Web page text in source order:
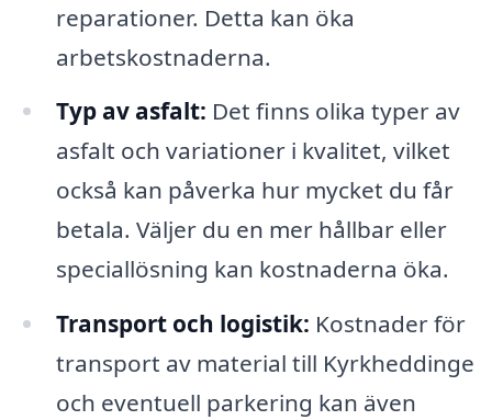
reparationer. Detta kan öka
arbetskostnaderna.
Typ av asfalt: Det finns olika typer av
asfalt och variationer i kvalitet, vilket
också kan påverka hur mycket du får
betala. Väljer du en mer hållbar eller
speciallösning kan kostnaderna öka.
Transport och logistik: Kostnader för
transport av material till Kyrkheddinge
och eventuell parkering kan även